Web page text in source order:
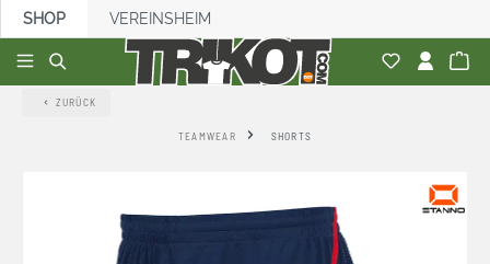
springen
SHOP VEREINSHEIM
ZURÜCK
TEAMWEAR SHORTS